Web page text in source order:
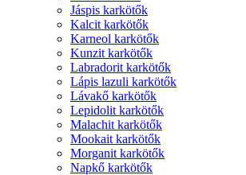
Jáspis karkötők
Kalcit karkötők
Karneol karkötők
Kunzit karkötők
Labradorit karkötők
Lápis lazuli karkötők
Lávakő karkötők
Lepidolit karkötők
Malachit karkötők
Mookait karkötők
Morganit karkötők
Napkő karkötők